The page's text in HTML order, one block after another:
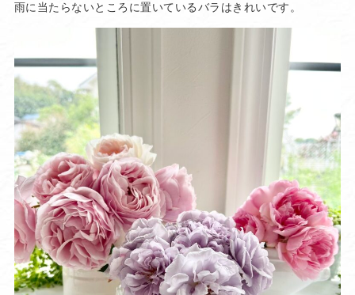
雨に当たらないところに置いているバラはきれいです。